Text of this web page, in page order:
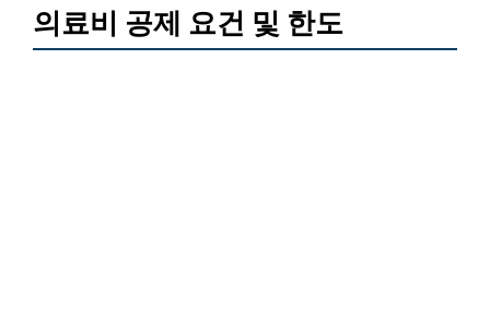
의료비 공제 요건 및 한도